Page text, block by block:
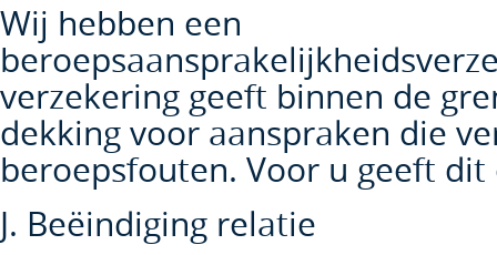
Wij hebben een
verzekering geeft binnen de
dekking voor aanspraken die
beroepsfouten. Voor u geeft
J. Beëindiging relatie